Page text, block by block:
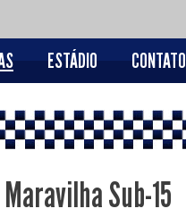
ESTÁDIO CONTATO
Sub-15